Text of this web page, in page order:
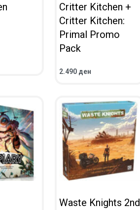
Critter Kitchen +
Critter Kitchen:
Primal Promo
Pack
2.490 ден
ВО КОШНИЧКА
Waste Knights 2nd